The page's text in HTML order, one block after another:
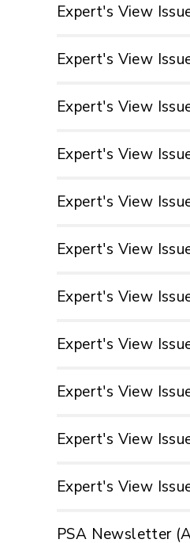
Expert's View
Expert's View
Expert's View
Expert's View
Expert's View
Expert's View
Expert's View
Expert's View
Expert's View
Expert's View
Expert's View
PSA Newsletter